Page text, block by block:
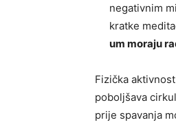
negativnim
kratke
um moraju
Fizička
poboljšava
prije spavanja